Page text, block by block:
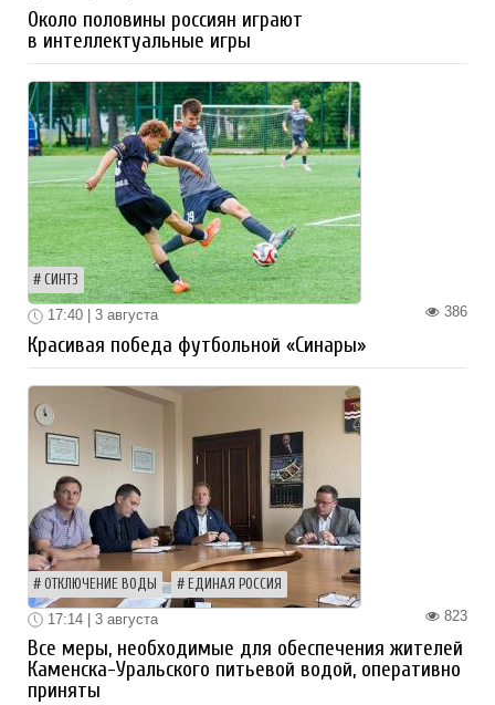
Около половины россиян играют
в интеллектуальные игры
СИНТЗ
386
17:40 | 3 августа
Красивая победа футбольной «Синары»
ОТКЛЮЧЕНИЕ ВОДЫ ЕДИНАЯ РОССИЯ
823
17:14 | 3 августа
Все меры, необходимые для обеспечения жителей
Каменска-Уральского питьевой водой, оперативно
приняты